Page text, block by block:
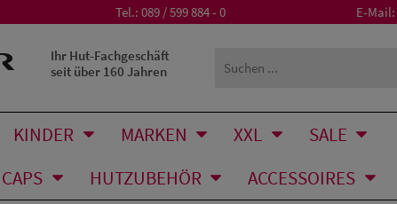
Tel.: 089 / 599 884 - 0 E-Mail:
Ihr Hut-Fachgeschäft
seit über 160 Jahren
KINDER MARKEN XXL
SALE
CAPS HUTZUBEHÖR ACCESSOIRES